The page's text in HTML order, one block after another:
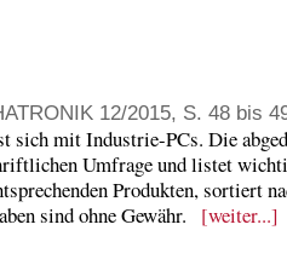
12/2015, S. 48 bis
sich mit Industrie-PCs. Die
Umfrage und listet
Produkten, sortiert
sind ohne Gewähr. [weiter...]